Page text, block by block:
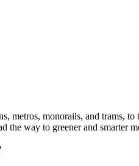
metros, monorails, and trams,
way to greener and smarter